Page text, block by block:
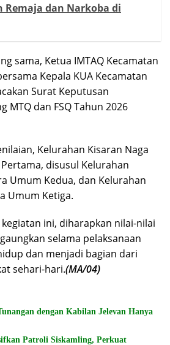
Remaja dan Narkoba di
sama, Ketua IMTAQ Kecamatan
Kepala KUA Kecamatan
Surat Keputusan
MTQ dan FSQ Tahun 2026
Kelurahan Kisaran Naga
disusul Kelurahan
Umum Kedua, dan Kelurahan
Umum Ketiga.
ini, diharapkan nilai-nilai
selama pelaksanaan
dan menjadi bagian dari
sehari-hari.(MA/04)
dengan Kabilan Jelevan Hanya
Patroli Siskamling, Perkuat